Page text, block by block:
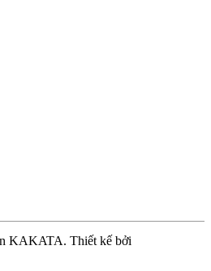
KAKATA. Thiết kế bởi